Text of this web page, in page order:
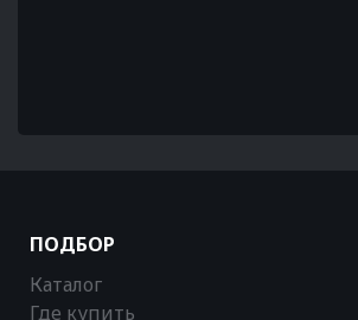
ПОДБОР
Каталог
Где купить